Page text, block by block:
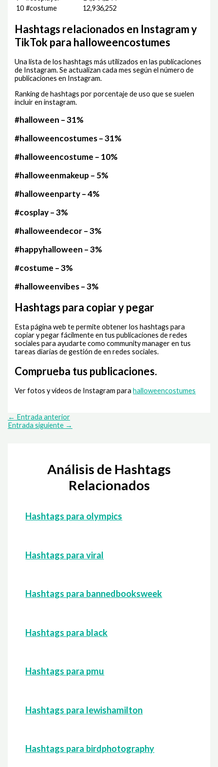
10 #costume 12,936,252
Hashtags relacionados en Instagram y
TikTok para halloweencostumes
Una lista de los hashtags más utilizados en las publicaciones
de Instagram. Se actualizan cada mes según el número de
publicaciones en Instagram.
Ranking de hashtags por porcentaje de uso que se suelen
incluir en instagram.
#halloween – 31%
#halloweencostumes – 31%
#halloweencostume – 10%
#halloweenmakeup – 5%
#halloweenparty – 4%
#cosplay – 3%
#halloweendecor – 3%
#happyhalloween – 3%
#costume – 3%
#halloweenvibes – 3%
Hashtags para copiar y pegar
Esta página web te permite obtener los hashtags para
copiar y pegar fácilmente en tus publicaciones de redes
sociales para ayudarte como community manager en tus
tareas diarias de gestión de en redes sociales.
Comprueba tus publicaciones.
Ver fotos y videos de Instagram parahalloweencostumes
← Entrada anterior
Entrada siguiente →
Análisis de Hashtags
Relacionados
Hashtags para olympics
Hashtags para viral
Hashtags para bannedbooksweek
Hashtags para black
Hashtags para pmu
Hashtags para lewishamilton
Hashtags para birdphotography